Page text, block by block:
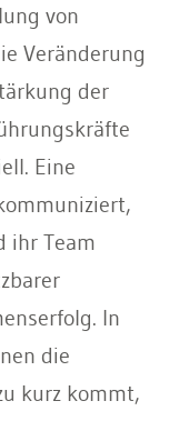
von
Veränderung
der
Eine
ihr Team
In
die
kurz kommt,